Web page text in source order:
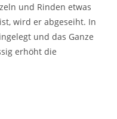
und Rinden etwas
wird er abgeseiht. In
und das Ganze
erhöht die